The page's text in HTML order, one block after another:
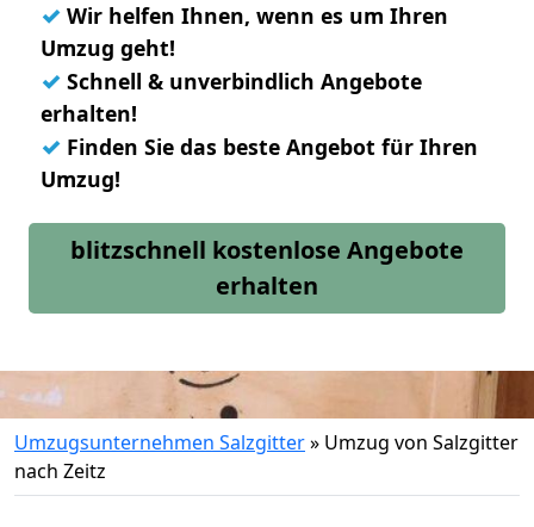
✓ Wir helfen Ihnen, wenn es um Ihren
Umzug geht!
✓ Schnell & unverbindlich Angebote
erhalten!
✓ Finden Sie das beste Angebot für Ihren
Umzug!
blitzschnell kostenlose Angebote
erhalten
Umzugsunternehmen Salzgitter» Umzug von Salzgitter
nach Zeitz